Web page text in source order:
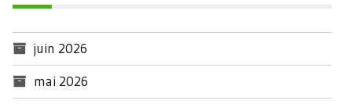
juin 2026
mai 2026